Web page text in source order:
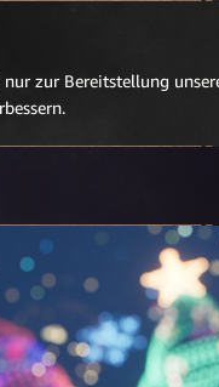
zur Bereitstellung